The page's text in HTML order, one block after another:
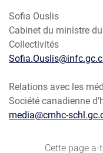
Sofia Ouslis
Cabinet du ministre
Collectivités
Relations avec les
Société canadienne
media@cmhc-
Cette page